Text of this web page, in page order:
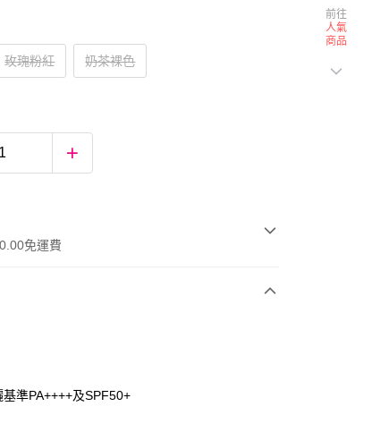
玫瑰粉紅 奶茶裸色
免運費
基準PA++++及SPF50+
前往
人氣
商品